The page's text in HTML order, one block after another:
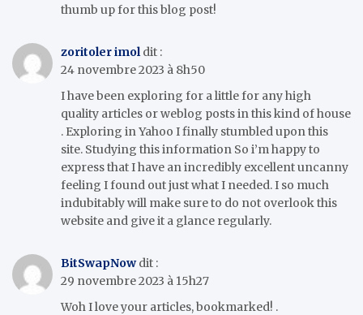
thumb up for this blog post!
zoritoler imol dit :
24 novembre 2023 à 8h50
I have been exploring for a little for any high
quality articles or weblog posts in this kind of house
. Exploring in Yahoo I finally stumbled upon this
site. Studying this information So i’m happy to
express that I have an incredibly excellent uncanny
feeling I found out just what I needed. I so much
indubitably will make sure to do not overlook this
website and give it a glance regularly.
BitSwapNow dit :
29 novembre 2023 à 15h27
Woh I love your articles, bookmarked! .